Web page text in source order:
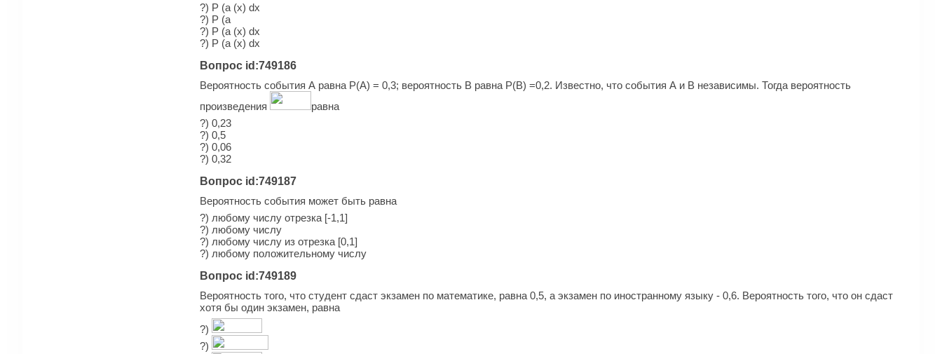
?) P (a (x) dx
?) P (a
?) P (a (x) dx
?) P (a (x) dx
Вопрос id:749186
Вероятность события А равна Р(А) = 0,3; вероятность В равна Р(В) =0,2. Известно, что события А и В независимы. Тогда вероятность
произведения
равна
?) 0,23
?) 0,5
?) 0,06
?) 0,32
Вопрос id:749187
Вероятность события может быть равна
?) любому числу отрезка [-1,1]
?) любому числу
?) любому числу из отрезка [0,1]
?) любому положительному числу
Вопрос id:749189
Вероятность того, что студент сдаст экзамен по математике, равна 0,5, а экзамен по иностранному языку - 0,6. Вероятность того, что он сдаст
хотя бы один экзамен, равна
?)
?)